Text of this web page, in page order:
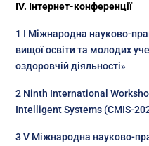
IV. Інтернет-конференції
1 І Міжнародна науково-
вищої освіти та молодих
оздоровчій діяльності»
2 Ninth International
Intelligent Systems (CMIS-
3 V Міжнародна науково-